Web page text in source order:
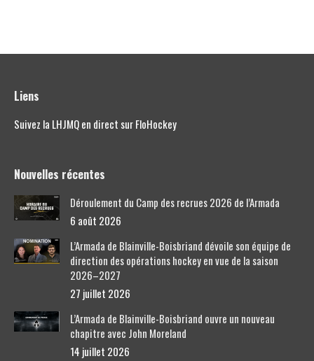
Liens
Suivez la LHJMQ en direct sur FloHockey
Nouvelles récentes
Déroulement du Camp des recrues 2026 de l’Armada
6 août 2026
L’Armada de Blainville-Boisbriand dévoile son équipe de
direction des opérations hockey en vue de la saison
2026–2027
27 juillet 2026
L’Armada de Blainville-Boisbriand ouvre un nouveau
chapitre avec John Moreland
14 juillet 2026